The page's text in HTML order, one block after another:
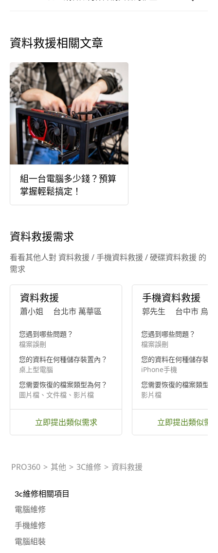
資料救援相關文章
組一台電腦多少錢？預算
掌握輕鬆搞定！
資料救援需求
看看其他人對 資料救援 / 手機資料救援 / 硬碟資料救援 的
需求
資料救援
蕭小姐 台北市 萬華區
您遇到哪些問題？
檔案誤刪
您的資料在何種儲存裝置內？
桌上型電腦
您需要恢復的檔案類型為何？
圖片檔、文件檔、影片檔
立即提出類似需求
手機資料救援
郭先生 台中市 烏
您遇到哪些問題？
檔案誤刪
您的資料在何種儲存裝置
iPhone手機
您需要恢復的檔案類型為
影片檔
立即提出類似需
PRO360 > 其他 > 3C維修 > 資料救援
3c維修相關項目
電腦維修
手機維修
電腦組裝